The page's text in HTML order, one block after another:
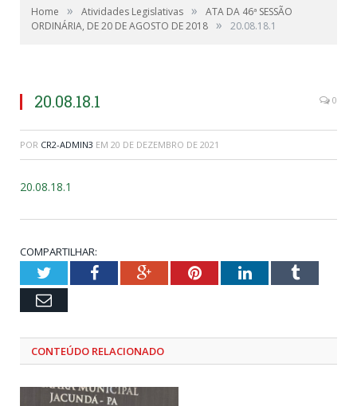
Home » Atividades Legislativas »
ATA DA 46ª SESSÃO
ORDINÁRIA, DE 20 DE AGOSTO DE 2018 » 20.08.18.1
20.08.18.1 0
POR CR2-ADMIN3 EM 20 DE DEZEMBRO DE 2021
20.08.18.1
COMPARTILHAR:
TwitterFacebookGoogle+PinterestLinkedInTumblr
Email
CONTEÚDO RELACIONADO